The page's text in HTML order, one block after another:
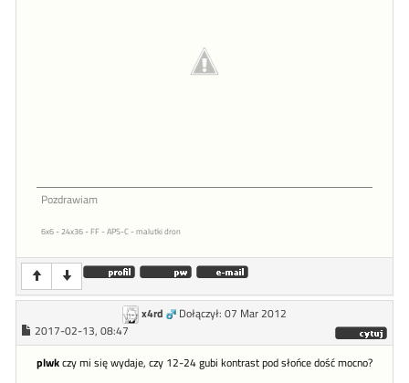
Pozdrawiam
6x6 - 24x36 - FF - APS-C - malutki dron
x4rd
Dołączył: 07 Mar 2012
2017-02-13, 08:47
plwkczy mi się wydaje, czy 12-24 gubi kontrast pod słońce dość mocno?